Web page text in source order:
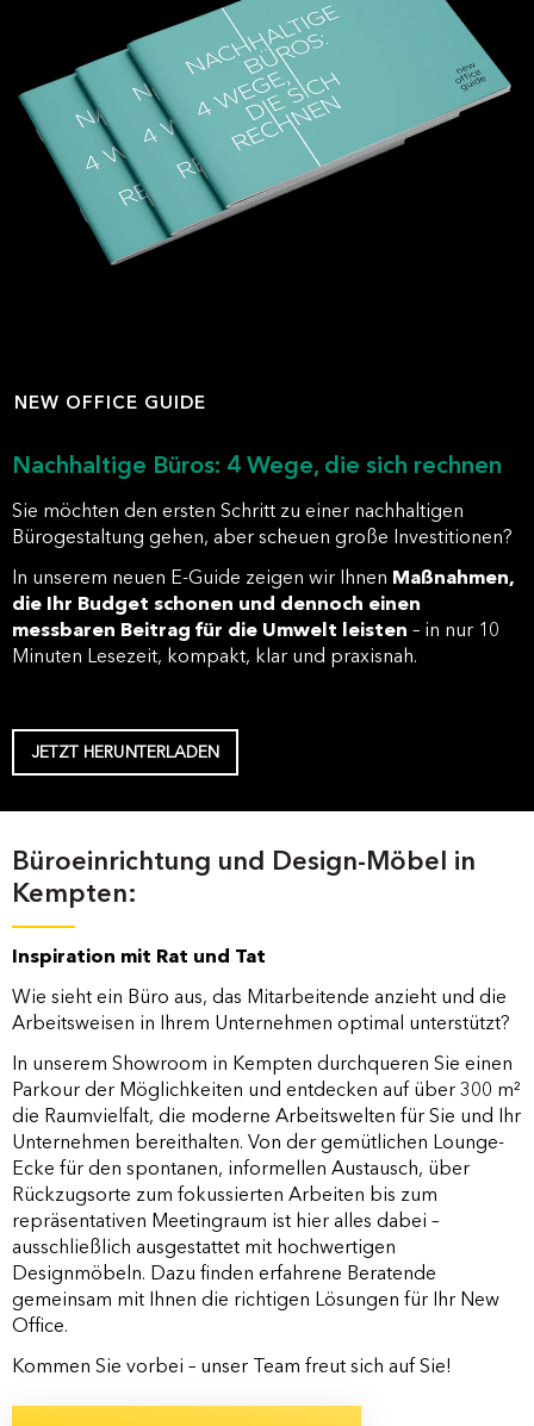
NEW OFFICE GUIDE
Nachhaltige Büros: 4 Wege, die sich rechnen
Sie möchten den ersten Schritt zu einer nachhaltigen
Bürogestaltung gehen, aber scheuen große Investitionen?
In unserem neuen E-Guide zeigen wir Ihnen Maßnahmen,
die Ihr Budget schonen und dennoch einen
messbaren Beitrag für die Umwelt leisten – in nur 10
Minuten Lesezeit, kompakt, klar und praxisnah.
JETZT HERUNTERLADEN
Büroeinrichtung und Design-Möbel in
Kempten:
Inspiration mit Rat und Tat
Wie sieht ein Büro aus, das Mitarbeitende anzieht und die
Arbeitsweisen in Ihrem Unternehmen optimal unterstützt?
In unserem Showroom in Kempten durchqueren Sie einen
Parkour der Möglichkeiten und entdecken auf über 300 m²
die Raumvielfalt, die moderne Arbeitswelten für Sie und Ihr
Unternehmen bereithalten. Von der gemütlichen Lounge-
Ecke für den spontanen, informellen Austausch, über
Rückzugsorte zum fokussierten Arbeiten bis zum
repräsentativen Meetingraum ist hier alles dabei –
ausschließlich ausgestattet mit hochwertigen
Designmöbeln. Dazu finden erfahrene Beratende
gemeinsam mit Ihnen die richtigen Lösungen für Ihr New
Office.
Kommen Sie vorbei – unser Team freut sich auf Sie!